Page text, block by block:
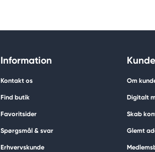
Information
Kontakt os
Find butik
Favoritsider
Spørgsmål & svar
Erhvervskunde
Om
Digitalt
Skab
Glemt